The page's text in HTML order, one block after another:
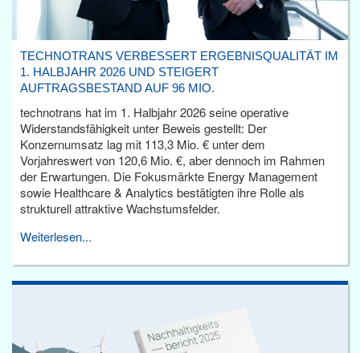
TECHNOTRANS VERBESSERT ERGEBNISQUALITÄT IM
1. HALBJAHR 2026 UND STEIGERT
AUFTRAGSBESTAND AUF 96 MIO.
technotrans hat im 1. Halbjahr 2026 seine operative
Widerstandsfähigkeit unter Beweis gestellt: Der
Konzernumsatz lag mit 113,3 Mio. € unter dem
Vorjahreswert von 120,6 Mio. €, aber dennoch im Rahmen
der Erwartungen. Die Fokusmärkte Energy Management
sowie Healthcare & Analytics bestätigten ihre Rolle als
strukturell attraktive Wachstumsfelder.
Weiterlesen...